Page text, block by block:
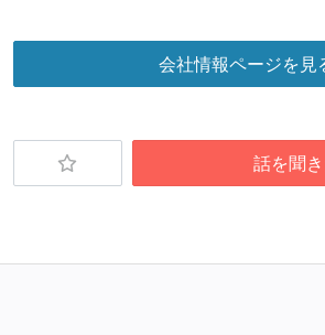
メンバーの多様性
外国籍の開発メンバーがいる
待遇・福利厚生
入社時には、各自希望のスペック
職業安定法に対応する記載事
会社情報ページを見
話を聞